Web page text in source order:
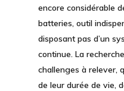
encore considérable
batteries, outil
disposant pas d’un
continue. La
challenges à relever,
de leur durée de vie,